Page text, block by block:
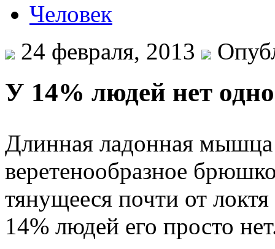
Человек
24 февраля, 2013
У 14% людей нет
Длинная ладонная мышца
веретенообразное
тянущееся почти от
14% людей его просто